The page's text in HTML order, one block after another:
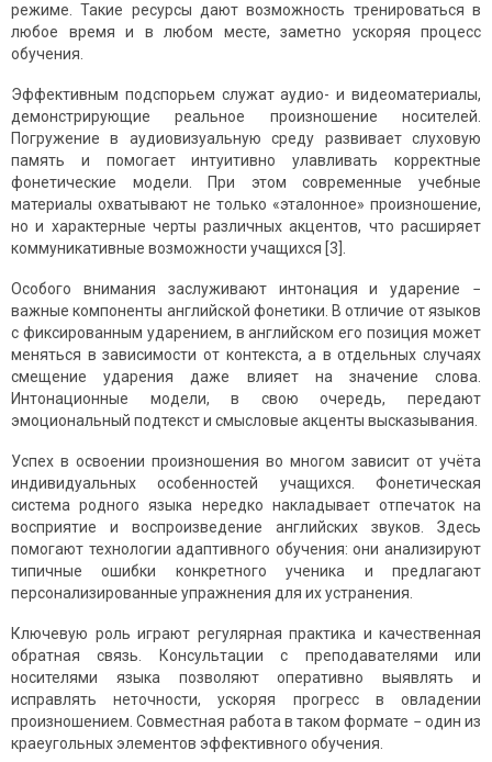
режиме. Такие ресурсы дают возможность тренироваться в
любое время и в любом месте, заметно ускоряя процесс
обучения.
Эффективным подспорьем служат аудио- и видеоматериалы,
демонстрирующие реальное произношение носителей.
Погружение в аудиовизуальную среду развивает слуховую
память и помогает интуитивно улавливать корректные
фонетические модели. При этом современные учебные
материалы охватывают не только «эталонное» произношение,
но и характерные черты различных акцентов, что расширяет
коммуникативные возможности учащихся [3].
Особого внимания заслуживают интонация и ударение −
важные компоненты английской фонетики. В отличие от языков
с фиксированным ударением, в английском его позиция может
меняться в зависимости от контекста, а в отдельных случаях
смещение ударения даже влияет на значение слова.
Интонационные модели, в свою очередь, передают
эмоциональный подтекст и смысловые акценты высказывания.
Успех в освоении произношения во многом зависит от учёта
индивидуальных особенностей учащихся. Фонетическая
система родного языка нередко накладывает отпечаток на
восприятие и воспроизведение английских звуков. Здесь
помогают технологии адаптивного обучения: они анализируют
типичные ошибки конкретного ученика и предлагают
персонализированные упражнения для их устранения.
Ключевую роль играют регулярная практика и качественная
обратная связь. Консультации с преподавателями или
носителями языка позволяют оперативно выявлять и
исправлять неточности, ускоряя прогресс в овладении
произношением. Совместная работа в таком формате − один из
краеугольных элементов эффективного обучения.